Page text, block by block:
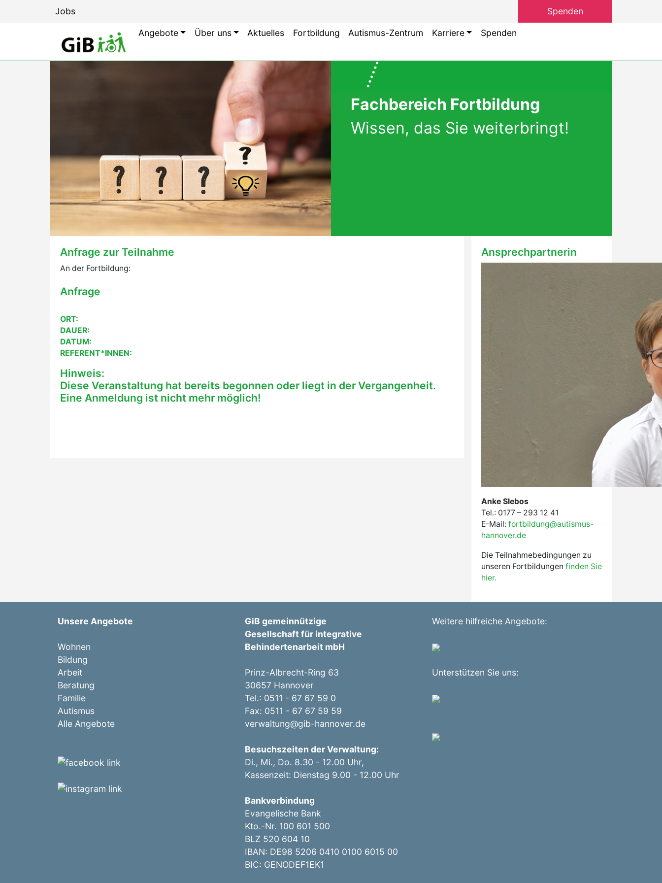
Jobs Spenden
Angebote Über uns Aktuelles Fortbildung Autismus-Zentrum Karriere Spenden
Fachbereich Fortbildung
Wissen, das Sie weiterbringt!
Anfrage zur Teilnahme
An der Fortbildung:
Anfrage
ORT:
DAUER:
DATUM:
REFERENT*INNEN:
Hinweis:
Diese Veranstaltung hat bereits begonnen oder liegt in der Vergangenheit.
Eine Anmeldung ist nicht mehr möglich!
Ansprechpartnerin
Anke Slebos
Tel.: 0177 – 293 12 41
E-Mail: fortbildung@autismus-
hannover.de
Die Teilnahmebedingungen zu
unseren Fortbildungen finden Sie
hier.
Unsere Angebote
Wohnen
Bildung
Arbeit
Beratung
Familie
Autismus
Alle Angebote
GiB gemeinnützige
Gesellschaft für integrative
Behindertenarbeit mbH
Prinz-Albrecht-Ring 63
30657 Hannover
Tel.: 0511 - 67 67 59 0
Fax: 0511 - 67 67 59 59
verwaltung@gib-hannover.de
Besuchszeiten der Verwaltung:
Di., Mi., Do. 8.30 - 12.00 Uhr,
Kassenzeit: Dienstag 9.00 - 12.00 Uhr
Bankverbindung
Evangelische Bank
Kto.-Nr. 100 601 500
BLZ 520 604 10
IBAN: DE98 5206 0410 0100 6015 00
BIC: GENODEF1EK1
Weitere hilfreiche Angebote:
Unterstützen Sie uns: